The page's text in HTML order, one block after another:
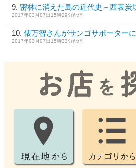
密林に消えた島の近代史－西表炭
2017年03月07日15時29分配信
俵万智さんがサンゴサポーターに
2017年03月07日15時33分配信